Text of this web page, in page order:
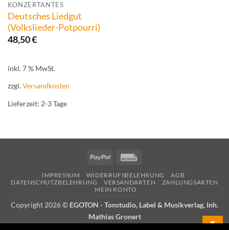
KONZERTANTES
Deutsches Liedgut
(Volkslieder-Potpourri)
48,50€
inkl. 7 % MwSt.
zzgl.Versandkosten
Lieferzeit: 2-3 Tage
PayPal
IMPRESSUM WIDERRUFSBELEHRUNG
AGB
DATENSCHUTZBELEHRUNG
VERSANDARTEN
ZAHLUNGSARTEN
MEIN KONTO
Copyright 2026 © EGOTON - Tonstudio, Label & Musikverlag, Inh.
Mathias Gronert
▼